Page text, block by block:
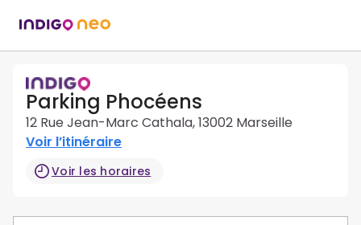
Parking Phocéens
12 Rue Jean-Marc Cathala, 13002 Marseille
Voir l’itinéraire
Voir les horaires